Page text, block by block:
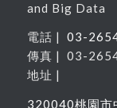
and Big Data
電話 | 03-
傳真 | 03-
地址 |
320040桃園市